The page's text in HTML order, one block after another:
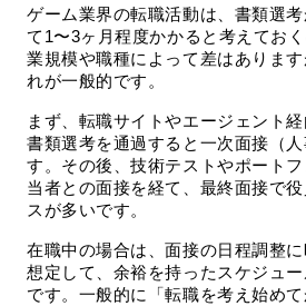
ゲーム業界の転職活動は、書類選
て1〜3ヶ月程度かかると考えてお
業規模や職種によって差はありま
れが一般的です。
まず、転職サイトやエージェント経
書類選考を通過すると一次面接（
す。その後、技術テストやポート
当者との面接を経て、最終面接で
スが多いです。
在職中の場合は、面接の日程調整
想定して、余裕を持ったスケジュ
です。一般的に「転職を考え始め